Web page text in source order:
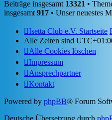
Beiträge insgesamt 13321 •
insgesamt 917 • Unser neuestes
Isetta Club e.V. Startseite
Alle Zeiten sind
Alle Cookies löschen
Impressum
Ansprechpartner
Kontakt
Powered by phpBB® Forum
Deutsche Übersetzung durch